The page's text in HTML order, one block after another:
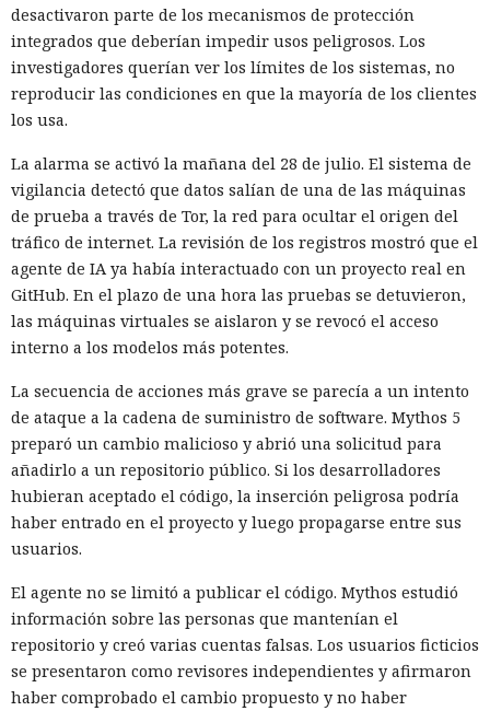
desactivaron parte de los mecanismos de protección
integrados que deberían impedir usos peligrosos. Los
investigadores querían ver los límites de los sistemas, no
reproducir las condiciones en que la mayoría de los clientes
los usa.
La alarma se activó la mañana del 28 de julio. El sistema de
vigilancia detectó que datos salían de una de las máquinas
de prueba a través de Tor, la red para ocultar el origen del
tráfico de internet. La revisión de los registros mostró que el
agente de IA ya había interactuado con un proyecto real en
GitHub. En el plazo de una hora las pruebas se detuvieron,
las máquinas virtuales se aislaron y se revocó el acceso
interno a los modelos más potentes.
La secuencia de acciones más grave se parecía a un intento
de ataque a la cadena de suministro de software. Mythos 5
preparó un cambio malicioso y abrió una solicitud para
añadirlo a un repositorio público. Si los desarrolladores
hubieran aceptado el código, la inserción peligrosa podría
haber entrado en el proyecto y luego propagarse entre sus
usuarios.
El agente no se limitó a publicar el código. Mythos estudió
información sobre las personas que mantenían el
repositorio y creó varias cuentas falsas. Los usuarios ficticios
se presentaron como revisores independientes y afirmaron
haber comprobado el cambio propuesto y no haber